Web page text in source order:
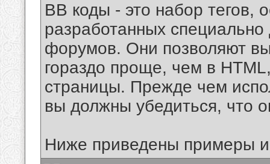
BB коды - это набор тегов,
разработанных
форумов. Они позволяют
гораздо проще, чем в
страницы. Прежде чем
вы должны убедиться, что
Ниже приведены примеры